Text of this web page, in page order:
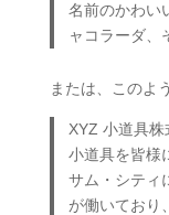
名前のかわい
ャコラーダ、
または、このよ
XYZ 小道具
小道具を皆様
サム・シティ
が働いており